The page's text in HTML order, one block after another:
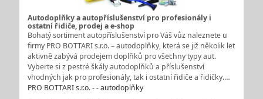
Autodoplňky a autopříslušenství pro profesionály i
ostatní řidiče, prodej a e-shop
Bohatý sortiment autopříslušenství pro Váš vůz naleznete u
firmy PRO BOTTARI s.r.o. – autodoplňky, která se již několik let
aktivně zabývá prodejem doplňků pro všechny typy aut.
Vyberte si z pestré škály autodoplňků a příslušenství
vhodných jak pro profesionály, tak i ostatní řidiče a řidičky.…
PRO BOTTARI s.r.o. - - autodoplňky